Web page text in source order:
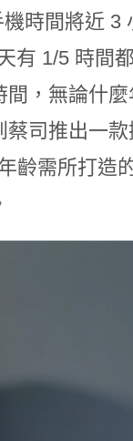
時間將近 3
有 1/5 時間
，無論什麼
司推出一
齡需所打造